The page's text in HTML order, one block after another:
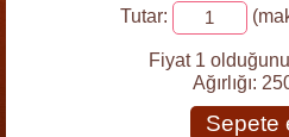
Tutar:
Fiyat 1
Ağırlığı:
Sepete